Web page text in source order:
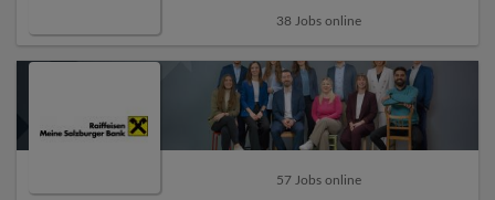
38 Jobs online
57 Jobs online